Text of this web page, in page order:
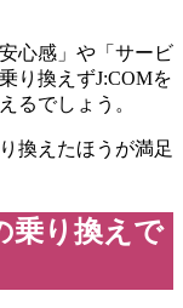
心感」や「サービ
り換えずJ:COMを
るでしょう。
換えたほうが満足
乗り換えで